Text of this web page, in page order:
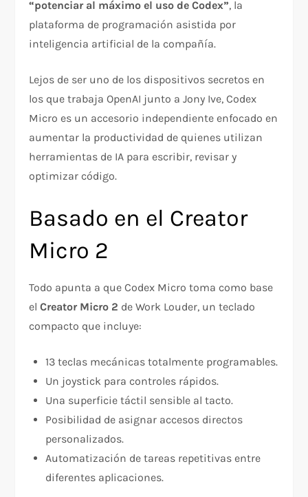
“potenciar al máximo el uso de Codex”, la
plataforma de programación asistida por
inteligencia artificial de la compañía.
Lejos de ser uno de los dispositivos secretos en
los que trabaja OpenAI junto a Jony Ive, Codex
Micro es un accesorio independiente enfocado en
aumentar la productividad de quienes utilizan
herramientas de IA para escribir, revisar y
optimizar código.
Basado en el Creator
Micro 2
Todo apunta a que Codex Micro toma como base
elCreator Micro 2 de Work Louder, un teclado
compacto que incluye:
13 teclas mecánicas totalmente programables.
Un joystick para controles rápidos.
Una superficie táctil sensible al tacto.
Posibilidad de asignar accesos directos
personalizados.
Automatización de tareas repetitivas entre
diferentes aplicaciones.